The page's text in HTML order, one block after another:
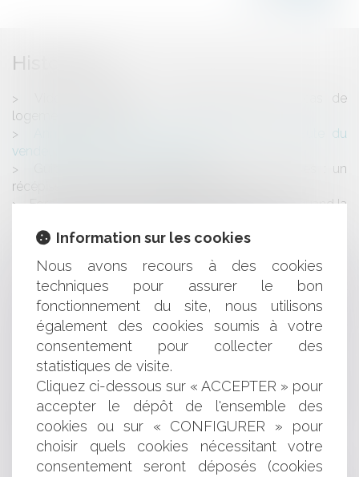
Historique
Vidéo : locataire : que peut-on faire en cas de
logement insalubre ?
Annulation de la vente : mauvaise foi ou faute du
vendeur et créance de restitution
Guichet unique des formalités des entreprises : un
récépissé en cas de dysfonctionnement
Force majeure et continuité du service public : quand la
Soldes : rappel de la réglementation applicable
Que faut-il faire des cartes d’exposition au recul du trait
de côte (RTC) ?
Trois importantes levées de fonds pour bien amorcer
l’année
Une période d’ajustement pour le marché immobilier
rétais
Le droit de plaidoirie, comme son nom l’indique !
Précisions sur la responsabilité pour insuffisance d’actif,
la faute de gestion et l’interdiction de gérer
Marque de renommée : l’existence d’un lien entre les
signes en conflit au-delà du principe de spécialité
Radars de vitesse et nullité
La consignation des 5% ou la retenue de garantie du
Information sur les cookies
Nous avons recours à des cookies
techniques pour assurer le bon
fonctionnement du site, nous utilisons
également des cookies soumis à votre
consentement pour collecter des
statistiques de visite.
Cliquez ci-dessous sur « ACCEPTER » pour
accepter le dépôt de l'ensemble des
cookies ou sur « CONFIGURER » pour
choisir quels cookies nécessitant votre
consentement seront déposés (cookies